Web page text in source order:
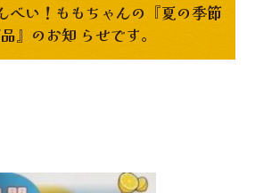
べい！ももちゃんの『夏の季節
』のお知 らせです。